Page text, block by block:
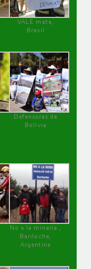
VALE mata,
Brasil
Defensoras de
Bolivia
No a la minería ,
Bariloche,
Argentina